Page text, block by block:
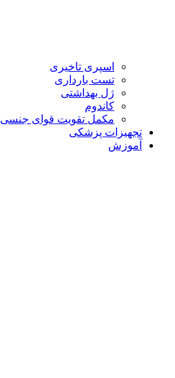
اسپری تاخیری
تست بارداری
ژل بهداشتی
کاندوم
مکمل تقویت قوای جنسی
تجهیزات پزشکی
آموزش